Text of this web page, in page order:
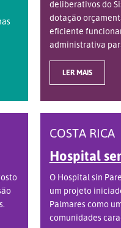
deliberativos do
dotação
eficiente
administrativa
LER MAIS
COSTA RICA
Hospital
O Hospital sin
um projeto
Palmares como
comunidades